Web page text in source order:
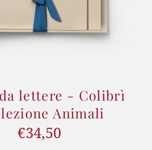
lettere - Colibrì
Animali
Prezzo
di
€34,50